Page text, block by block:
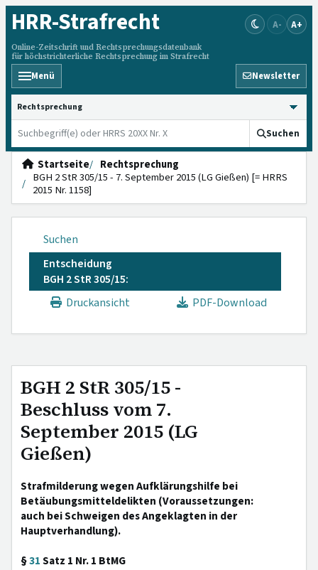
HRR-Strafrecht
Online-Zeitschrift und Rechtsprechungsdatenbank
für höchstrichterliche Rechtsprechung im Strafrecht
A- A+
Menü Newsletter
HRRS durchsuchen
Suchen
Startseite
Rechtsprechung
BGH 2 StR 305/15 - 7. September 2015 (LG Gießen) [= HRRS
2015 Nr. 1158]
Suchen
Entscheidung
BGH 2 StR 305/15:
Druckansicht
PDF-Download
BGH 2 StR 305/15 -
Beschluss vom 7.
September 2015 (LG
Gießen)
Strafmilderung wegen Aufklärungshilfe bei
Betäubungsmitteldelikten (Voraussetzungen:
auch bei Schweigen des Angeklagten in der
Hauptverhandlung).
§31Satz 1 Nr. 1 BtMG